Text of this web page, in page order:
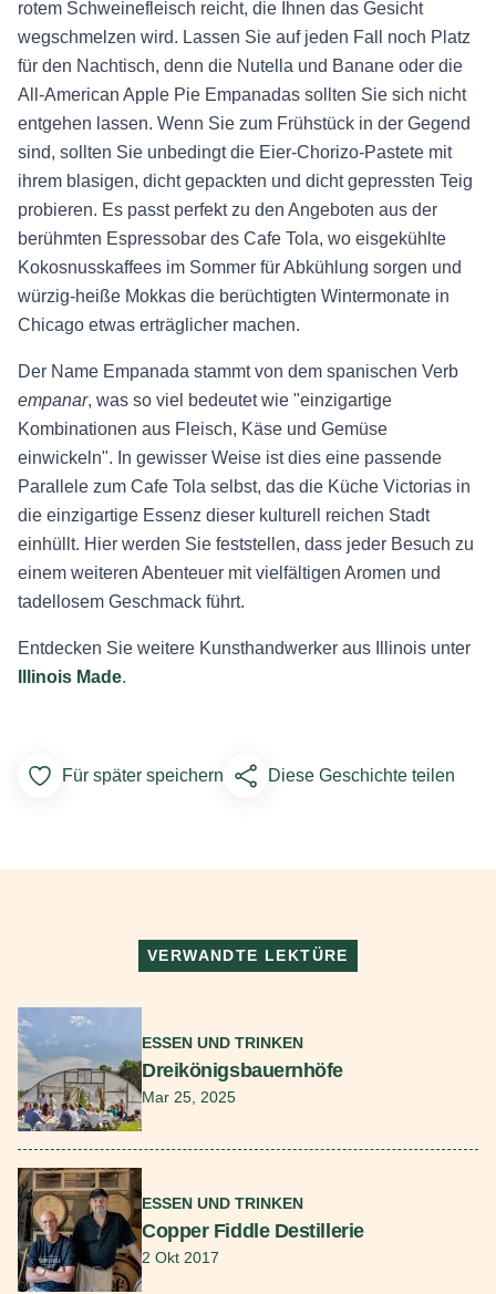
rotem Schweinefleisch reicht, die Ihnen das Gesicht
wegschmelzen wird. Lassen Sie auf jeden Fall noch Platz
für den Nachtisch, denn die Nutella und Banane oder die
All-American Apple Pie Empanadas sollten Sie sich nicht
entgehen lassen. Wenn Sie zum Frühstück in der Gegend
sind, sollten Sie unbedingt die Eier-Chorizo-Pastete mit
ihrem blasigen, dicht gepackten und dicht gepressten Teig
probieren. Es passt perfekt zu den Angeboten aus der
berühmten Espressobar des Cafe Tola, wo eisgekühlte
Kokosnusskaffees im Sommer für Abkühlung sorgen und
würzig-heiße Mokkas die berüchtigten Wintermonate in
Chicago etwas erträglicher machen.
Der Name Empanada stammt von dem spanischen Verb
empanar, was so viel bedeutet wie "einzigartige
Kombinationen aus Fleisch, Käse und Gemüse
einwickeln". In gewisser Weise ist dies eine passende
Parallele zum Cafe Tola selbst, das die Küche Victorias in
die einzigartige Essenz dieser kulturell reichen Stadt
einhüllt. Hier werden Sie feststellen, dass jeder Besuch zu
einem weiteren Abenteuer mit vielfältigen Aromen und
tadellosem Geschmack führt.
Entdecken Sie weitere Kunsthandwerker aus Illinois unter
Illinois Made.
Add to Favorites
Für später speichern Diese Geschichte teilen
VERWANDTE LEKTÜRE
ESSEN UND TRINKEN
Dreikönigsbauernhöfe
Mar 25, 2025
ESSEN UND TRINKEN
Copper Fiddle Destillerie
2 Okt 2017